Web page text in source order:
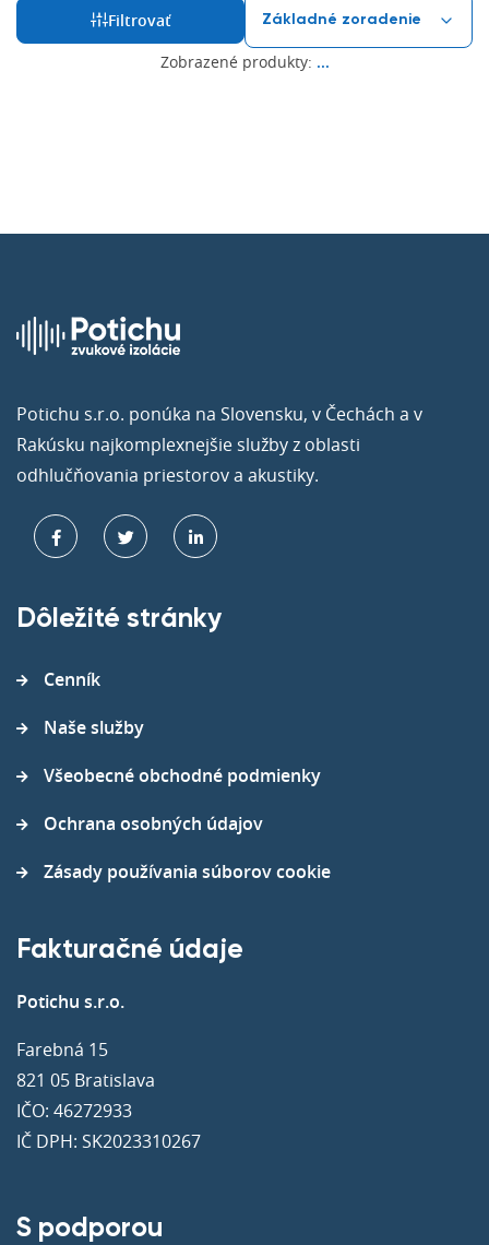
Filtrovať
Zobrazené produkty: ...
Potichu s.r.o. ponúka na Slovensku, v Čechách a v
Rakúsku najkomplexnejšie služby z oblasti
odhlučňovania priestorov a akustiky.
Dôležité stránky
Cenník
Naše služby
Všeobecné obchodné podmienky
Ochrana osobných údajov
Zásady používania súborov cookie
Fakturačné údaje
Potichu s.r.o.
Farebná 15
821 05 Bratislava
IČO: 46272933
IČ DPH: SK2023310267
S podporou